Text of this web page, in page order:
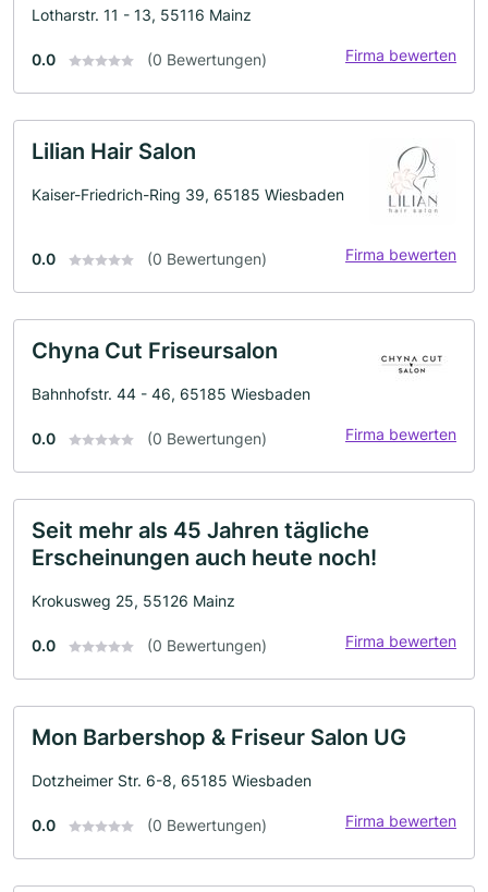
Lotharstr. 11 - 13, 55116 Mainz
0.0 (0 Bewertungen) Firma bewerten
Lilian Hair Salon
Kaiser-Friedrich-Ring 39, 65185 Wiesbaden
0.0 (0 Bewertungen) Firma bewerten
Chyna Cut Friseursalon
Bahnhofstr. 44 - 46, 65185 Wiesbaden
0.0 (0 Bewertungen) Firma bewerten
Seit mehr als 45 Jahren tägliche
Erscheinungen auch heute noch!
Krokusweg 25, 55126 Mainz
0.0 (0 Bewertungen) Firma bewerten
Mon Barbershop & Friseur Salon UG
Dotzheimer Str. 6-8, 65185 Wiesbaden
0.0 (0 Bewertungen) Firma bewerten